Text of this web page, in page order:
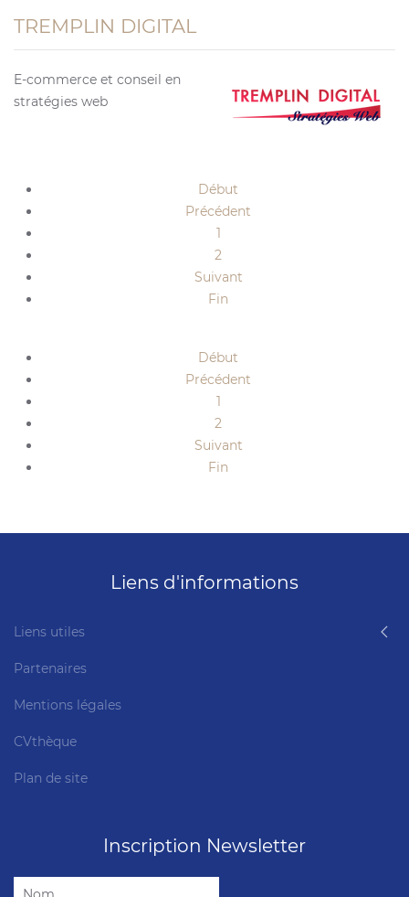
TREMPLIN DIGITAL
E-commerce et conseil en
stratégies web
Début
Précédent
1
2
Suivant
Fin
Début
Précédent
1
2
Suivant
Fin
Liens d'informations
Liens utiles
Partenaires
Mentions légales
CVthèque
Plan de site
Inscription Newsletter